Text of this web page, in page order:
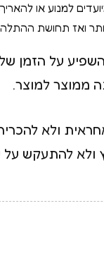
למנוע או
ואז תחושת ההתלהבות
על הזמן
ממוצר למוצר.
ולא
ולא להתעקש